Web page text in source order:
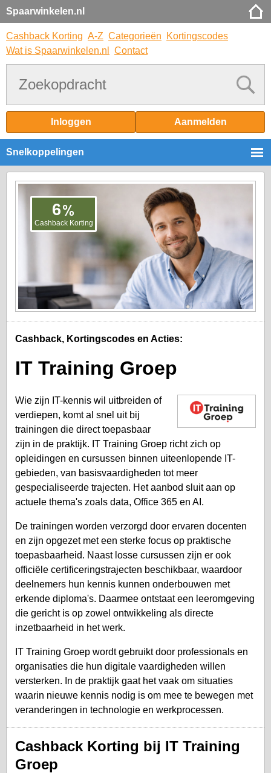
Spaarwinkelen.nl
Cashback Korting A-Z Categorieën
Kortingscodes
Wat is Spaarwinkelen.nl
Contact
Inloggen Aanmelden
Snelkoppelingen
6%
Cashback Korting
Cashback, Kortingscodes en Acties:
IT Training Groep
Wie zijn IT-kennis wil uitbreiden of
verdiepen, komt al snel uit bij
trainingen die direct toepasbaar
zijn in de praktijk. IT Training Groep richt zich op
opleidingen en cursussen binnen uiteenlopende IT-
gebieden, van basisvaardigheden tot meer
gespecialiseerde trajecten. Het aanbod sluit aan op
actuele thema's zoals data, Office 365 en AI.
De trainingen worden verzorgd door ervaren docenten
en zijn opgezet met een sterke focus op praktische
toepasbaarheid. Naast losse cursussen zijn er ook
officiële certificeringstrajecten beschikbaar, waardoor
deelnemers hun kennis kunnen onderbouwen met
erkende diploma's. Daarmee ontstaat een leeromgeving
die gericht is op zowel ontwikkeling als directe
inzetbaarheid in het werk.
IT Training Groep wordt gebruikt door professionals en
organisaties die hun digitale vaardigheden willen
versterken. In de praktijk gaat het vaak om situaties
waarin nieuwe kennis nodig is om mee te bewegen met
veranderingen in technologie en werkprocessen.
Cashback Korting bij IT Training
Groep